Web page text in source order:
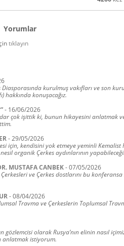
Yorumlar
tıklayın
Diasporasında kurulmuş vakıfları ve son
hakkında konuşacağız.
- 16/06/2026
çok işittik ki, bunun hikayesini anlatmak
-29/05/2026
için, kendisini yok etmeye yeminli Kemalist
organik Çerkes aydınlarının
MUSTAFA CANBEK-07/05/2026
Çerkesleri ve Çerkes dostlarını bu
-08/04/2026
Travma ve Çerkeslerin Toplumsal
gözlemcisi olarak Rusya’nın elinin nasıl
anlatmak istiyorum.